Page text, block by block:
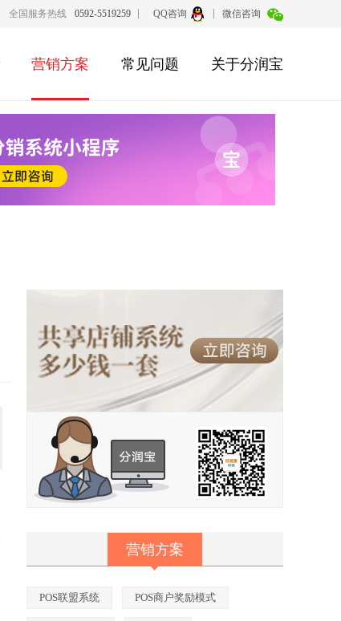
全国服务热线 0592-5519259 QQ咨询 微信咨询
营销方案 常见问题 关于分润宝
营销方案
POS联盟系统 POS商户奖励模式